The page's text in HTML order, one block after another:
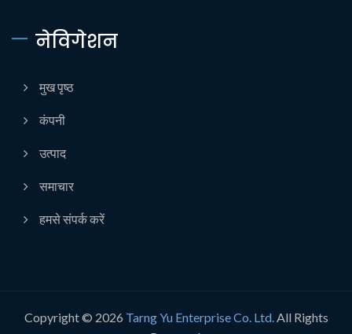
नेविगेशन
मुख पृष्ठ
कंपनी
उत्पाद
समाचार
हमसे संपर्क करें
Copyright © 2026 Tarng Yu Enterprise Co. Ltd. All Rights